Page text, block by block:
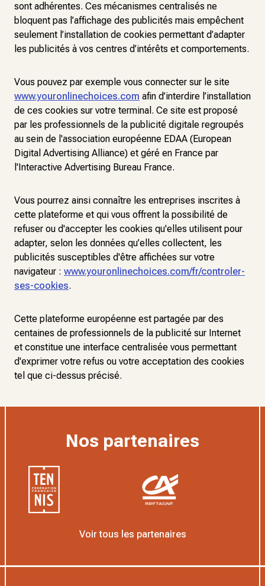
sont adhérentes. Ces mécanismes centralisés ne
bloquent pas l’affichage des publicités mais empêchent
seulement l’installation de cookies permettant d’adapter
les publicités à vos centres d’intérêts et comportements.
Vous pouvez par exemple vous connecter sur le site
www.youronlinechoices.com afin d’interdire l’installation
de ces cookies sur votre terminal. Ce site est proposé
par les professionnels de la publicité digitale regroupés
au sein de l'association européenne EDAA (European
Digital Advertising Alliance) et géré en France par
l'Interactive Advertising Bureau France.
Vous pourrez ainsi connaître les entreprises inscrites à
cette plateforme et qui vous offrent la possibilité de
refuser ou d'accepter les cookies qu'elles utilisent pour
adapter, selon les données qu’elles collectent, les
publicités susceptibles d'être affichées sur votre
navigateur : www.youronlinechoices.com/fr/controler-
ses-cookies.
Cette plateforme européenne est partagée par des
centaines de professionnels de la publicité sur Internet
et constitue une interface centralisée vous permettant
d'exprimer votre refus ou votre acceptation des cookies
tel que ci-dessus précisé.
Nos partenaires
Voir tous les partenaires